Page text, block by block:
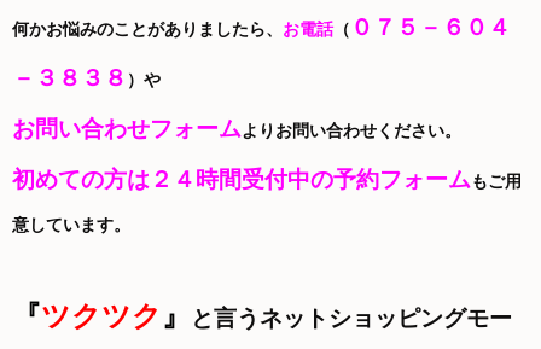
何かお悩みのことがありましたら、 お電話（ ０７５－６０４
－３８３８ ）や
お問い合わせフォームよりお問い合わせください。
初めての方は２４時間受付中の予約フォームもご用
意しています。
『ツクツク 』 と言うネットショッピングモー